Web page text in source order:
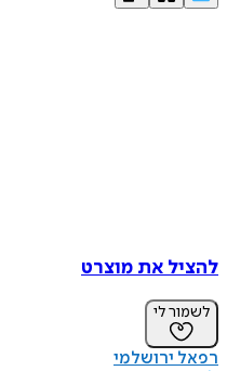
להציל את מוצרט
לשמור לי
רפאל ירושלמי